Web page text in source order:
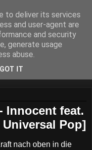
The
Innocent feat.
Pop]
nach oben in die
to deliver its services
and user-agent are
and security
generate usage
abuse.
GOT IT